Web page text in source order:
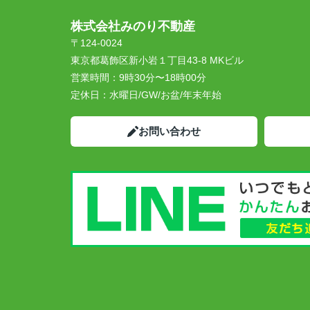
株式会社みのり不動産
〒124-0024
東京都葛飾区新小岩１丁目43-8 MKビル
営業時間： 9時30分〜18時00分
定休日： 水曜日/GW/お盆/年末年始
お問い合わせ